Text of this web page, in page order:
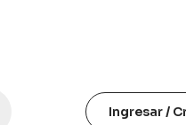
Ingresar /